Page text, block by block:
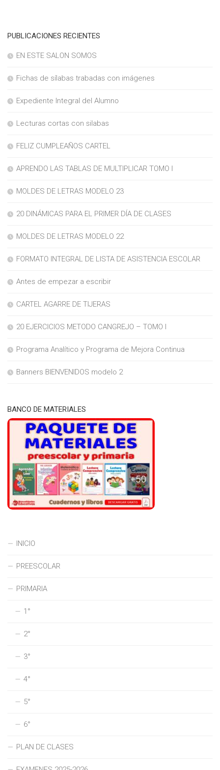
PUBLICACIONES RECIENTES
EN ESTE SALON SOMOS
Fichas de sílabas trabadas con imágenes
Expediente Integral del Alumno
Lecturas cortas con silabas
FELIZ CUMPLEAÑOS CARTEL
APRENDO LAS TABLAS DE MULTIPLICAR TOMO I
MOLDES DE LETRAS MODELO 23
20 DINÁMICAS PARA EL PRIMER DÍA DE CLASES
MOLDES DE LETRAS MODELO 22
FORMATO INTEGRAL DE LISTA DE ASISTENCIA ESCOLAR
Antes de empezar a escribir
CARTEL AGARRE DE TIJERAS
20 EJERCICIOS METODO CANGREJO – TOMO I
Programa Analítico y Programa de Mejora Continua
Banners BIENVENIDOS modelo 2
BANCO DE MATERIALES
INICIO
PREESCOLAR
PRIMARIA
1°
2°
3°
4°
5°
6°
PLAN DE CLASES